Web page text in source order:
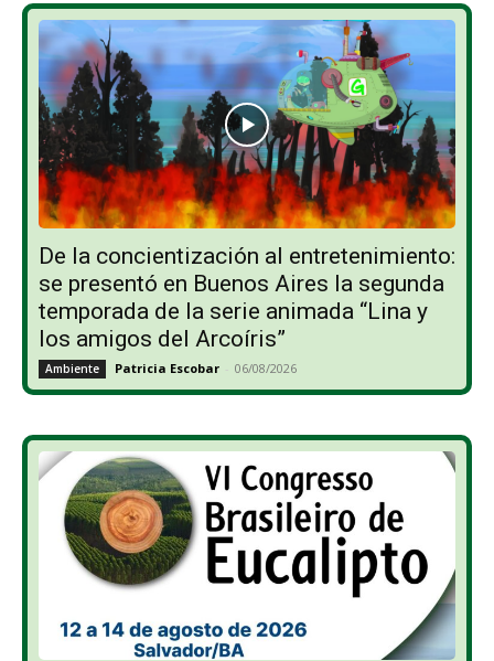
De la concientización al entretenimiento:
se presentó en Buenos Aires la segunda
temporada de la serie animada “Lina y
los amigos del Arcoíris”
Ambiente Patricia Escobar - 06/08/2026